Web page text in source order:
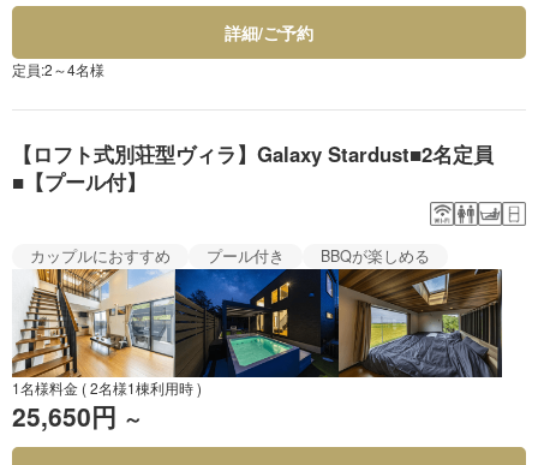
詳細/ご予約
定員:2～4名様
【ロフト式別荘型ヴィラ】Galaxy Stardust■2名定員
■【プール付】
カップルにおすすめ プール付き BBQが楽しめる
1名様料金 ( 2名様1棟利用時 )
25,650円 ～